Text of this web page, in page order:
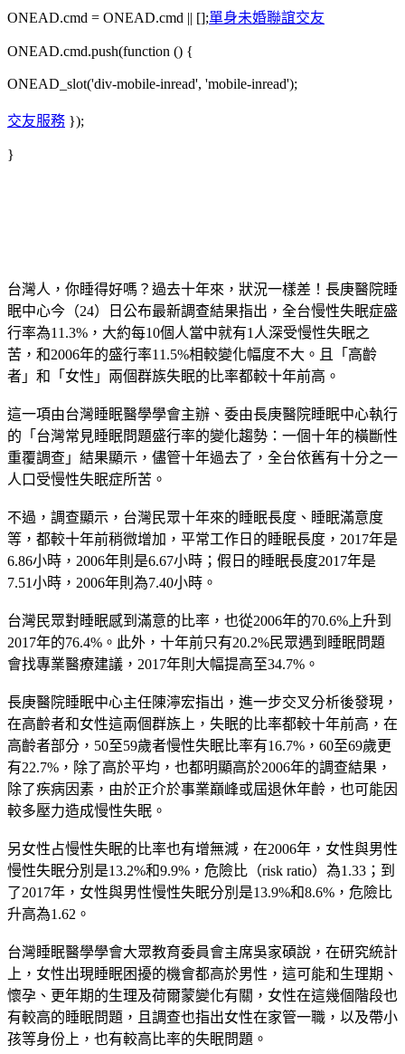
ONEAD.cmd = ONEAD.cmd || [];單身未婚聯誼交友
ONEAD.cmd.push(function () {
ONEAD_slot('div-mobile-inread', 'mobile-inread');
交友服務 });
}
台灣人，你睡得好嗎？過去十年來，狀況一樣差！長庚醫院睡
眠中心今（24）日公布最新調查結果指出，全台慢性失眠症盛
行率為11.3%，大約每10個人當中就有1人深受慢性失眠之
苦，和2006年的盛行率11.5%相較變化幅度不大。且「高齡
者」和「女性」兩個群族失眠的比率都較十年前高。
這一項由台灣睡眠醫學學會主辦、委由長庚醫院睡眠中心執行
的「台灣常見睡眠問題盛行率的變化趨勢：一個十年的橫斷性
重覆調查」結果顯示，儘管十年過去了，全台依舊有十分之一
人口受慢性失眠症所苦。
不過，調查顯示，台灣民眾十年來的睡眠長度、睡眠滿意度
等，都較十年前稍微增加，平常工作日的睡眠長度，2017年是
6.86小時，2006年則是6.67小時；假日的睡眠長度2017年是
7.51小時，2006年則為7.40小時。
台灣民眾對睡眠感到滿意的比率，也從2006年的70.6%上升到
2017年的76.4%。此外，十年前只有20.2%民眾遇到睡眠問題
會找專業醫療建議，2017年則大幅提高至34.7%。
長庚醫院睡眠中心主任陳濘宏指出，進一步交叉分析後發現，
在高齡者和女性這兩個群族上，失眠的比率都較十年前高，在
高齡者部分，50至59歲者慢性失眠比率有16.7%，60至69歲更
有22.7%，除了高於平均，也都明顯高於2006年的調查結果，
除了疾病因素，由於正介於事業巔峰或屆退休年齡，也可能因
較多壓力造成慢性失眠。
另女性占慢性失眠的比率也有增無減，在2006年，女性與男性
慢性失眠分別是13.2%和9.9%，危險比（risk ratio）為1.33；到
了2017年，女性與男性慢性失眠分別是13.9%和8.6%，危險比
升高為1.62。
台灣睡眠醫學學會大眾教育委員會主席吳家碩說，在研究統計
上，女性出現睡眠困擾的機會都高於男性，這可能和生理期、
懷孕、更年期的生理及荷爾蒙變化有關，女性在這幾個階段也
有較高的睡眠問題，且調查也指出女性在家管一職，以及帶小
孩等身份上，也有較高比率的失眠問題。